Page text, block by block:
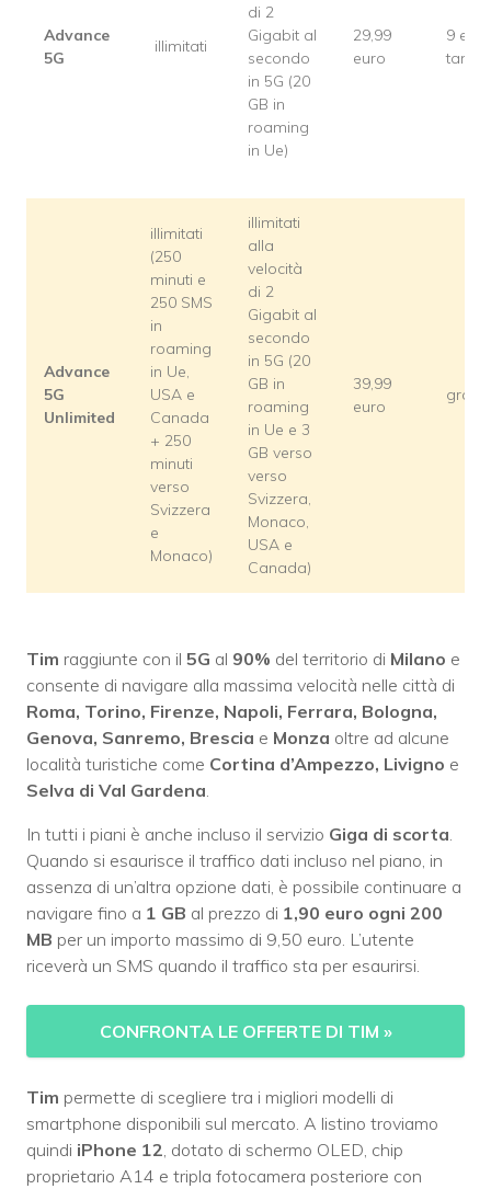
Advance
5G
illimitati
di 2
Gigabit al
secondo
in 5G (20
GB in
roaming
in Ue)
29,99
euro
9
Advance
5G
Unlimited
illimitati
(250
minuti e
250 SMS
in
roaming
in Ue,
USA e
Canada
+ 250
minuti
verso
Svizzera
e
Monaco)
illimitati
alla
velocità
di 2
Gigabit al
secondo
in 5G (20
GB in
roaming
in Ue e 3
GB verso
verso
Svizzera,
Monaco,
USA e
Canada)
39,99
euro
Tim raggiunte con il 5G al 90% del territorio di Milano e
consente di navigare alla massima velocità nelle città di
Roma, Torino, Firenze, Napoli, Ferrara, Bologna,
Genova, Sanremo, Brescia e Monza oltre ad alcune
località turistiche come Cortina d’Ampezzo, Livigno e
Selva di Val Gardena
In tutti i piani è anche incluso il servizio Giga di scorta
Quando si esaurisce il traffico dati incluso nel piano, in
assenza di un’altra opzione dati, è possibile continuare a
navigare fino a 1 GB al prezzo di 1,90 euro ogni 200
MB per un importo massimo di 9,50 euro. L’utente
riceverà un SMS quando il traffico sta per esaurirsi.
CONFRONTA LE OFFERTE DI TIM »
Tim permette di scegliere tra i migliori modelli di
smartphone disponibili sul mercato. A listino troviamo
quindi iPhone 12 , dotato di schermo OLED, chip
proprietario A14 e tripla fotocamera posteriore con